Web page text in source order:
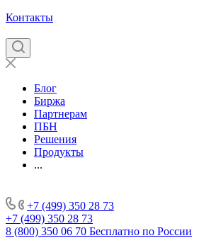
Контакты
Блог
Биржа
Партнерам
ПБН
Решения
Продукты
...
+7 (499) 350 28 73
+7 (499) 350 28 73
8 (800) 350 06 70 Бесплатно по России